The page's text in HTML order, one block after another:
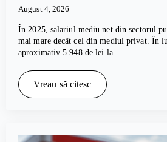
August 4, 2026
În 2025, salariul mediu net din sectorul
mai mare decât cel din mediul privat. În
aproximativ 5.948 de lei la…
Vreau să citesc